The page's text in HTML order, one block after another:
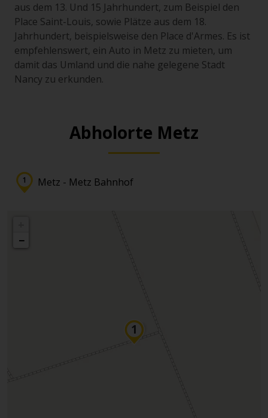
aus dem 13. Und 15 Jahrhundert, zum Beispiel den
Place Saint-Louis, sowie Plätze aus dem 18.
Jahrhundert, beispielsweise den Place d'Armes. Es ist
empfehlenswert, ein Auto in Metz zu mieten, um
damit das Umland und die nahe gelegene Stadt
Nancy zu erkunden.
Abholorte Metz
Metz - Metz Bahnhof
−